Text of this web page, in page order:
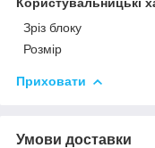
Зріз блоку
Розмір
Приховати
Умови доставки